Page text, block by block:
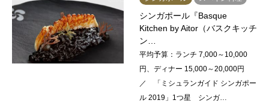
シンガポール『Basque
Kitchen by Aitor（バスクキッチ
ン…
平均予算：ランチ 7,000～10,000
円、ディナー 15,000～20,000円
／ 「ミシュランガイド シンガポー
ル 2019」1つ星 シンガ…